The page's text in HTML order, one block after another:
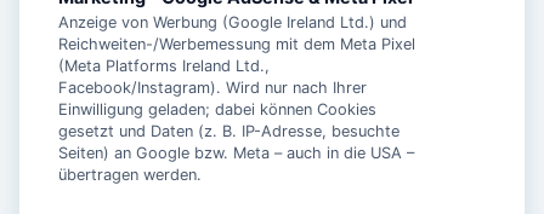
Anzeige von Werbung (Google Ireland Ltd.) und
Reichweiten-/Werbemessung mit dem Meta Pixel
(Meta Platforms Ireland Ltd.,
Facebook/Instagram). Wird nur nach Ihrer
Einwilligung geladen; dabei können Cookies
gesetzt und Daten (z. B. IP-Adresse, besuchte
Seiten) an Google bzw. Meta – auch in die USA –
übertragen werden.